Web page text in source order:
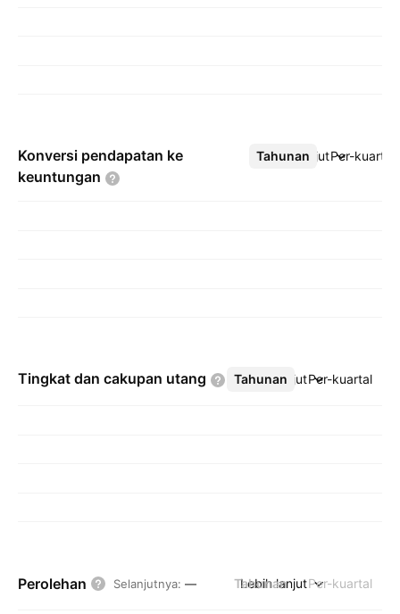
Konversi pendapatan ke
keuntungan
Tahunan Per-kuartal
Lebih lanjut
Tingkat dan cakupan utang Tahunan Per-kuartal
Lebih lanjut
Perolehan Selanjutnya: — Tahunan Per-kuartal
Lebih lanjut